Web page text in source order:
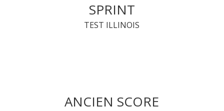
SPRINT
TEST ILLINOIS
ANCIEN SCORE